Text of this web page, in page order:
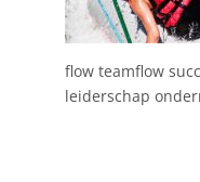
flow teamflow
leiderschap